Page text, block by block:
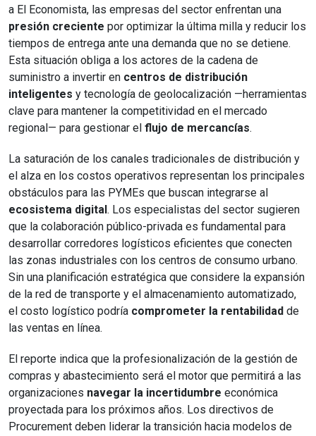
a El Economista, las empresas del sector enfrentan una
presión creciente por optimizar la última milla y reducir los
tiempos de entrega ante una demanda que no se detiene.
Esta situación obliga a los actores de la cadena de
suministro a invertir en centros de distribución
inteligentes y tecnología de geolocalización —herramientas
clave para mantener la competitividad en el mercado
regional— para gestionar el flujo de mercancías.
La saturación de los canales tradicionales de distribución y
el alza en los costos operativos representan los principales
obstáculos para las PYMEs que buscan integrarse al
ecosistema digital. Los especialistas del sector sugieren
que la colaboración público-privada es fundamental para
desarrollar corredores logísticos eficientes que conecten
las zonas industriales con los centros de consumo urbano.
Sin una planificación estratégica que considere la expansión
de la red de transporte y el almacenamiento automatizado,
el costo logístico podría comprometer la rentabilidad de
las ventas en línea.
El reporte indica que la profesionalización de la gestión de
compras y abastecimiento será el motor que permitirá a las
organizaciones navegar la incertidumbre económica
proyectada para los próximos años. Los directivos de
Procurement deben liderar la transición hacia modelos de